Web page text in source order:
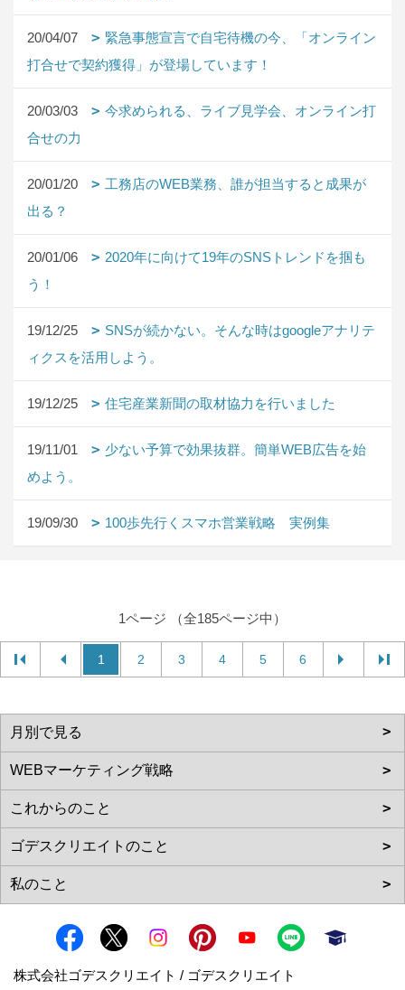
20/04/07
緊急事態宣言で自宅待機の今、「オンライン
打合せで契約獲得」が登場しています！
20/03/03
今求められる、ライブ見学会、オンライン打
合せの力
20/01/20
工務店のWEB業務、誰が担当すると成果が
出る？
20/01/06
2020年に向けて19年のSNSトレンドを掴も
う！
19/12/25
SNSが続かない。そんな時はgoogleアナリテ
ィクスを活用しよう。
19/12/25 住宅産業新聞の取材協力を行いました
19/11/01
少ない予算で効果抜群。簡単WEB広告を始
めよう。
19/09/30 100歩先行くスマホ営業戦略 実例集
1ページ （全185ページ中）
1 2 3 4 5 6
株式会社ゴデスクリエイト / ゴデスクリエイト